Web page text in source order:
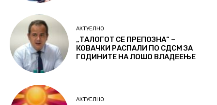
АКТУЕЛНО
„ТАЛОГОТ СЕ ПРЕПОЗНА“ –
КОВАЧКИ РАСПАЛИ ПО СДСМ ЗА
ГОДИНИТЕ НА ЛОШО ВЛАДЕЕЊЕ
АКТУЕЛНО